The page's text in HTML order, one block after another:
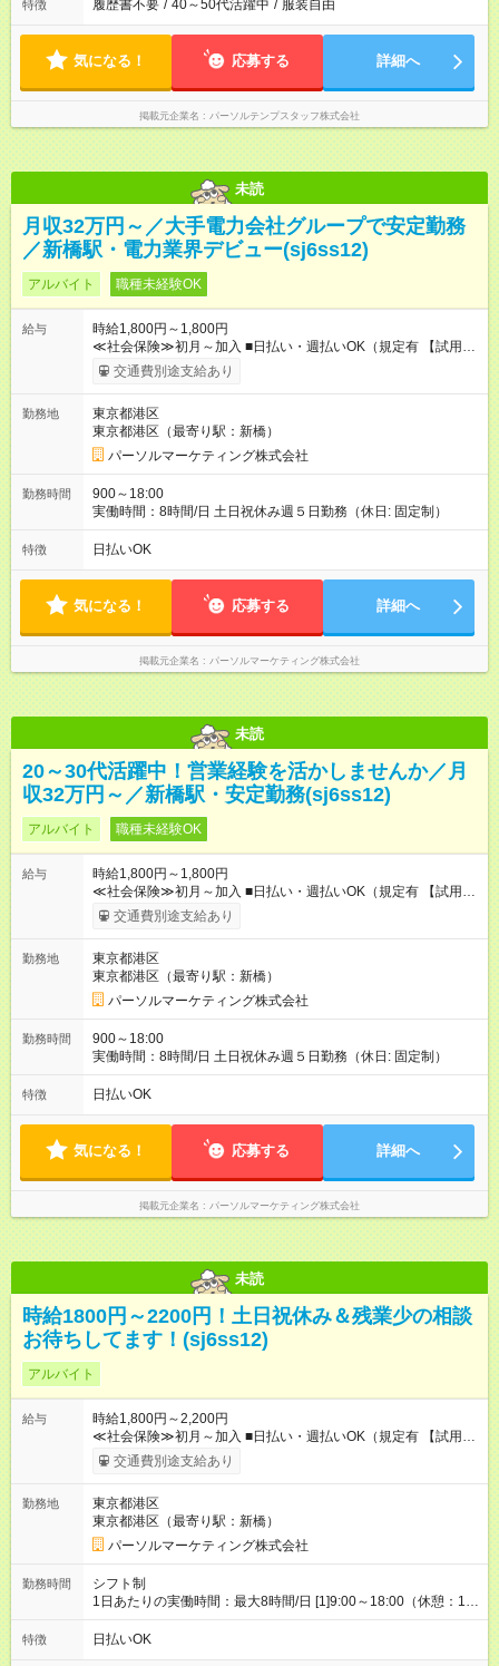
特徴 履歴書不要 / 40～50代活躍中 / 服装自由
気になる！ 応募する 詳細へ
掲載元企業名 パーソルテンプスタッフ株式会社
未読
月収32万円～／大手電力会社グループで安定勤務
／新橋駅・電力業界デビュー(sj6ss12)
アルバイト 職種未経験OK
給与
時給1,800円～1,800円
≪社会保険≫初月～加入 ■日払い・週払いOK（規定有 【試用期
間】試用期間なし
交通費別途支給あり
勤務地
東京都港区
東京都港区（最寄り駅：新橋）
パーソルマーケティング株式会社
勤務時間
900～18:00
実働時間：8時間/日 土日祝休み週５日勤務（休日: 固定制）
特徴 日払いOK
気になる！ 応募する 詳細へ
掲載元企業名 パーソルマーケティング株式会社
未読
20～30代活躍中！営業経験を活かしませんか／月
収32万円～／新橋駅・安定勤務(sj6ss12)
アルバイト 職種未経験OK
給与
時給1,800円～1,800円
≪社会保険≫初月～加入 ■日払い・週払いOK（規定有 【試用期
間】試用期間なし
交通費別途支給あり
勤務地
東京都港区
東京都港区（最寄り駅：新橋）
パーソルマーケティング株式会社
勤務時間
900～18:00
実働時間：8時間/日 土日祝休み週５日勤務（休日: 固定制）
特徴 日払いOK
気になる！ 応募する 詳細へ
掲載元企業名 パーソルマーケティング株式会社
未読
時給1800円～2200円！土日祝休み＆残業少の相談
お待ちしてます！(sj6ss12)
アルバイト
給与
時給1,800円～2,200円
≪社会保険≫初月～加入 ■日払い・週払いOK（規定有 【試用期
間】試用期間なし
交通費別途支給あり
勤務地
東京都港区
東京都港区（最寄り駅：新橋）
パーソルマーケティング株式会社
勤務時間
シフト制
1日あたりの実働時間：最大8時間/日 [1]9:00～18:00（休憩：1時
間） [2]10:00～19:00（休憩：1時間） 土日祝休み週５日勤務
（休日: 固定制）※お仕事により異なります
特徴 日払いOK